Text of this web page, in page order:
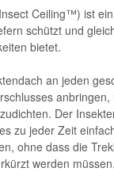
Ceiling™) ist
schützt und
bietet.
an jeden
Der
zu jeder Zeit
ohne dass die
werden müssen.